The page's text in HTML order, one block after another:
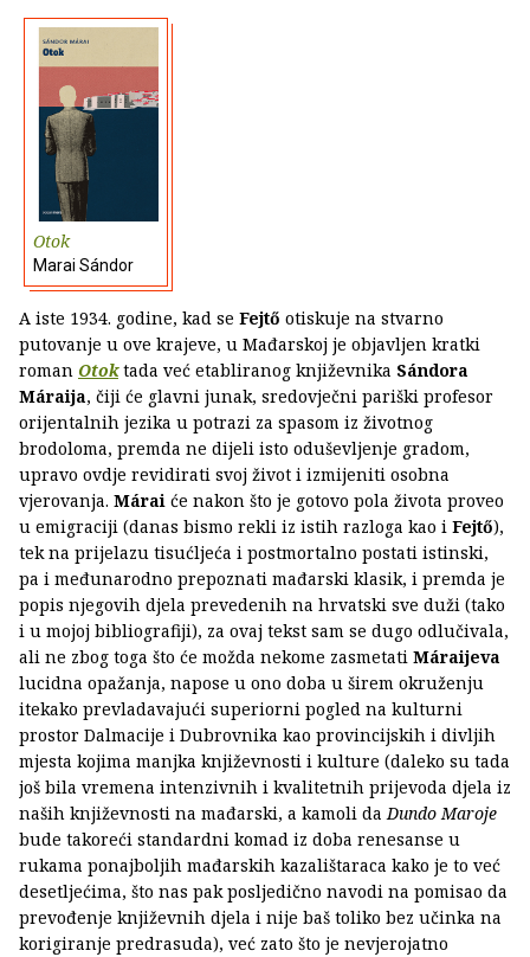
Otok
Marai Sándor
A iste 1934. godine, kad se Fejtő otiskuje na stvarno
putovanje u ove krajeve, u Mađarskoj je objavljen kratki
roman Otoktada već etabliranog književnika Sándora
Máraija, čiji će glavni junak, sredovječni pariški profesor
orijentalnih jezika u potrazi za spasom iz životnog
brodoloma, premda ne dijeli isto oduševljenje gradom,
upravo ovdje revidirati svoj život i izmijeniti osobna
vjerovanja. Márai će nakon što je gotovo pola života proveo
u emigraciji (danas bismo rekli iz istih razloga kao i Fejtő),
tek na prijelazu tisućljeća i postmortalno postati istinski,
pa i međunarodno prepoznati mađarski klasik, i premda je
popis njegovih djela prevedenih na hrvatski sve duži (tako
i u mojoj bibliografiji), za ovaj tekst sam se dugo odlučivala,
ali ne zbog toga što će možda nekome zasmetati Máraijeva
lucidna opažanja, napose u ono doba u širem okruženju
itekako prevladavajući superiorni pogled na kulturni
prostor Dalmacije i Dubrovnika kao provincijskih i divljih
mjesta kojima manjka književnosti i kulture (daleko su tada
još bila vremena intenzivnih i kvalitetnih prijevoda djela iz
naših književnosti na mađarski, a kamoli daDundo Maroje
bude takoreći standardni komad iz doba renesanse u
rukama ponajboljih mađarskih kazalištaraca kako je to već
desetljećima, što nas pak posljedično navodi na pomisao da
prevođenje književnih djela i nije baš toliko bez učinka na
korigiranje predrasuda), već zato što je nevjerojatno